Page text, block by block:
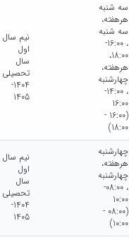
سه شنبه
هرهفته،
سه شنبه
، 16:00-
18:00،
هرهفته،
چهارشنبه
، 14:00-
16:00
(16:00 -
18:00)
نیم سال
اول
سال
تحصیلی
1404-
1405
چهارشنبه
هرهفته،
چهارشنبه
، 08:00-
10:00
(08:00 -
10:00)
نیم سال
اول
سال
تحصیلی
1404-
1405